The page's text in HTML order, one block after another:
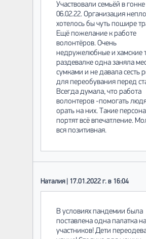
Участвовали семьёй в гонке
06.02.22. Организация
хотелось бы чуть пошире
Ещё пожелание к работе
волонтёров. Очень
недружелюбные и хамские
раздевалке одна заняла
сумками и не давала сесть
для переобувания перед
Всегда думала, что работа
волонтеров -помогать
орать на них. Такие
портят всё впечатление.
вся позитивная.
Наталия | 17.01.2022 г. в 16:04
В условиях пандемии была
поставлена одна палатка
участников! Дети